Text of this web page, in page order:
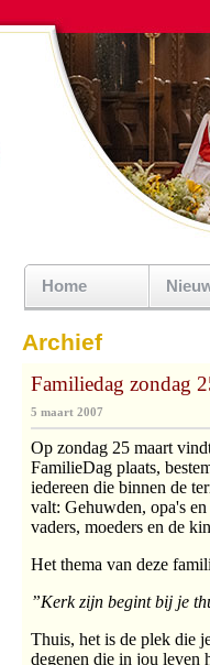
Home
Archief